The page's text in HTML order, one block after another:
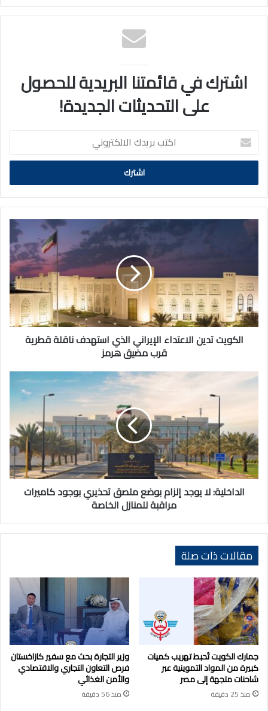
اشترك في قائمتنا البريدية للحصول
على التحديثات الجديدة!
اكتب
بريدك
الالكتروني
الكويت
الذي
استهدف
ناقلة
قطرية
قرب
مضيقالكويت تدين الاعتداء الإيراني الذي استهدف ناقلة قطرية
قرب مضيق هرمز
الداخلية:
لا
بوضع
ملصق
تحذيري
بوجود
كاميرات
مراقبةالداخلية: لا يوجد إلزام بوضع ملصق تحذيري بوجود كاميرات
مراقبة للمنازل الخاصة
مقالات ذات صلة
جمارك الكويت تُحبط تهريب كميات
كبيرة من المواد التموينية عبر
شاحنات متجهة إلى مصر
منذ 25 دقيقة
وزير التجارة بحث مع سفير كازاخستان
فرص التعاون التجاري والاقتصادي
والأمن الغذائي
منذ 56 دقيقة